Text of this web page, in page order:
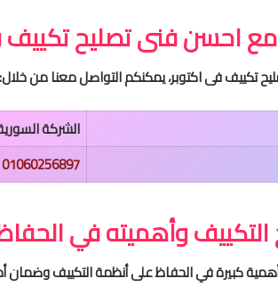
مع احسن فنى تصليح تكييف
تكييف فى اكتوبر، يمكنكم التواصل معنا من خلال:
الشركة
01060256897
وأهميته في
كبيرة في الحفاظ على أنظمة التكييف وضمان